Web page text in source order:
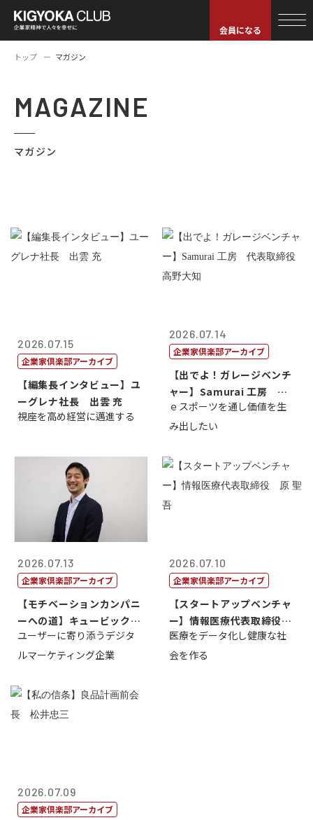
会員になる
トップ マガジン
MAGAZINE
マガジン
2026.07.15
企業家倶楽部アーカイブ
【編集長インタビュー】ユ
ーグレナ社長 出雲 充
視座を高め経営に邁進する
2026.07.14
企業家倶楽部アーカイブ
【出でよ！ガレージベンチ
ャー】Samurai 工房 代
表取締...
ｅスポーツを通し価値を生
み出したい
2026.07.13
企業家倶楽部アーカイブ
【モチベーションカンパニ
ーへの道】キュービック代
表取締役CE...
ユーザーに寄り添うデジタ
ルマーケティング企業
2026.07.10
企業家倶楽部アーカイブ
【スタートアップベンチャ
ー】情報医療代表取締役
原 聖吾
医療をデータ化し健康な社
会を作る
2026.07.09
企業家倶楽部アーカイブ